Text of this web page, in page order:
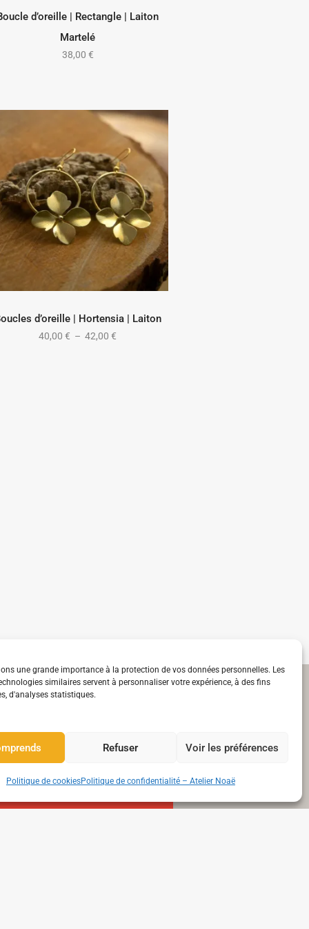
une grande importance à la protection de vos données personnelles. Les
similaires servent à personnaliser votre expérience, à des fins
d'analyses statistiques.
Refuser Voir les préférences
Politique de cookiesPolitique de confidentialité – Atelier Noaë
d’oreille | Rectangle | Laiton
Martelé
38,00 €
d’oreille | Hortensia | Laiton
40,00€ – 42,00€
moi sur les réseaux
Error:
rest_cookie_invalid_nonce:
La vérification du cookie a
échoué